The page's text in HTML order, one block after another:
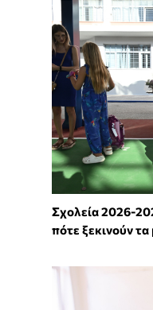
Σχολεία 2026-
πότε ξεκινούν